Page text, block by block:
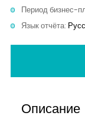
Период бизнес-
Язык отчёта:
Описание